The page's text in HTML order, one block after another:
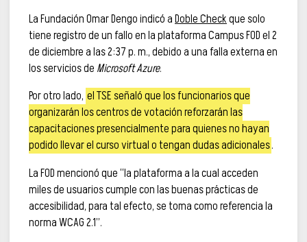
La Fundación Omar Dengo indicó aDoble Checkque solo
tiene registro de un fallo en la plataforma Campus FOD el 2
de diciembre a las 2:37 p. m., debido a una falla externa en
los servicios de Microsoft Azure.
Por otro lado, el TSE señaló que los funcionarios que
organizarán los centros de votación reforzarán las
capacitaciones presencialmente para quienes no hayan
podido llevar el curso virtual o tengan dudas adicionales.
La FOD mencionó que “la plataforma a la cual acceden
miles de usuarios cumple con las buenas prácticas de
accesibilidad, para tal efecto, se toma como referencia la
norma WCAG 2.1”.